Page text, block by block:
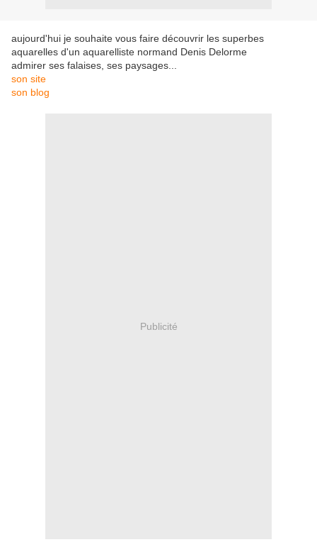
aujourd'hui je souhaite vous faire découvrir les superbes
aquarelles d'un aquarelliste normand Denis Delorme
admirer ses falaises, ses paysages...
son site
son blog
Publicité